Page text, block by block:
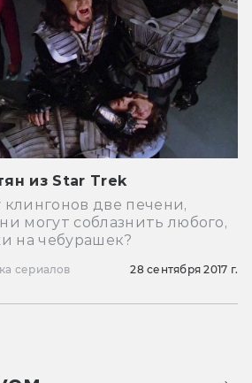
из Star Trek
клингонов две печени,
могут соблазнить любого,
на чебурашек?
сериалов 28 сентября 2017 г.